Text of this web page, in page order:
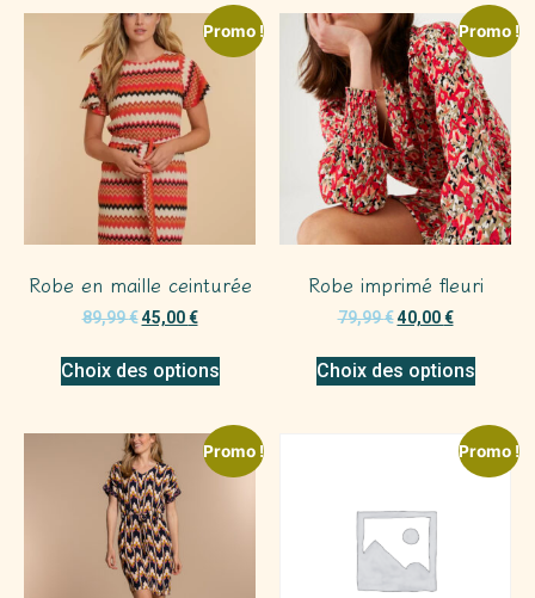
Promo !
Robe en maille ceinturée
89,99€ 45,00€
Choix des options
Promo !
Robe imprimé fleuri
79,99€ 40,00€
Choix des options
Promo ! Promo !